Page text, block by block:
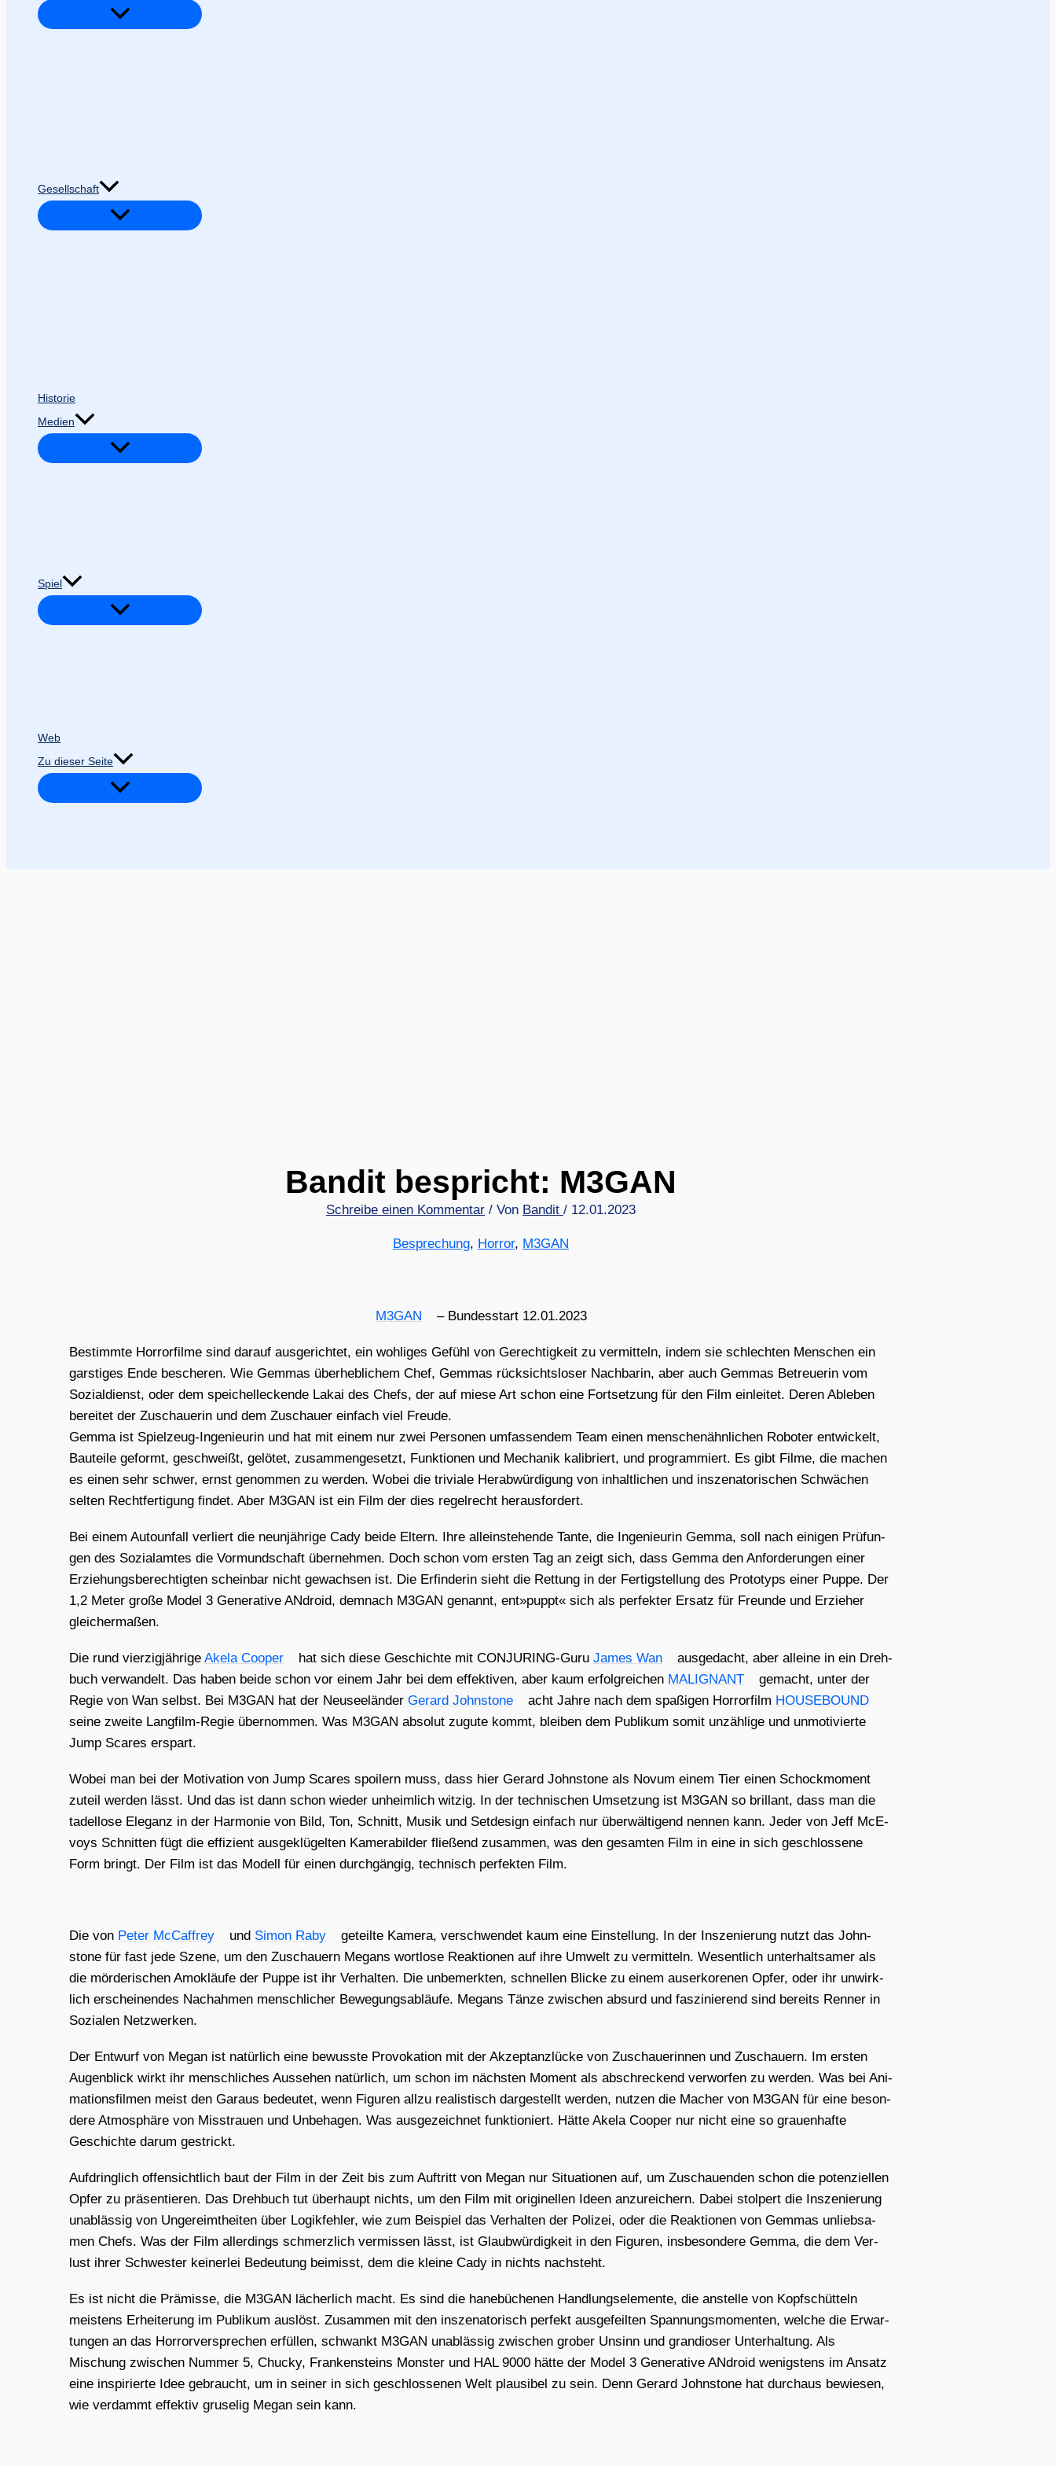
Gesellschaft
Historie
Medien
Spiel
Web
Zu dieser Seite
Bandit bespricht: M3GAN
Schreibe einen Kommentar / Von Bandit / 12.01.2023
Besprechung, Horror, M3GAN
M3GAN – Bun­des­start 12.01.2023
Bestimm­te Hor­ror­fil­me sind dar­auf aus­ge­rich­tet, ein woh­li­ges Gefühl von Gerech­tig­keit zu ver­mit­teln, indem sie schlech­ten Men­schen ein
gars­ti­ges Ende besche­ren. Wie Gem­mas über­heb­li­chem Chef, Gem­mas rück­sichts­lo­ser Nach­ba­rin, aber auch Gem­mas Betreue­rin vom
Sozi­al­dienst, oder dem spei­chel­le­cken­de Lakai des Chefs, der auf mie­se Art schon eine Fort­set­zung für den Film ein­lei­tet. Deren Able­ben
berei­tet der Zuschaue­rin und dem Zuschau­er ein­fach viel Freu­de.
Gem­ma ist Spiel­zeug-Inge­nieu­rin und hat mit einem nur zwei Per­so­nen umfas­sen­dem Team einen men­schen­ähn­li­chen Robo­ter ent­wi­ckelt,
Bau­tei­le geformt, geschweißt, gelö­tet, zusam­men­ge­setzt, Funk­tio­nen und Mecha­nik kali­briert, und pro­gram­miert. Es gibt Fil­me, die machen
es einen sehr schwer, ernst genom­men zu wer­den. Wobei die tri­via­le Her­ab­wür­di­gung von inhalt­li­chen und insze­na­to­ri­schen Schwä­chen
sel­ten Recht­fer­ti­gung fin­det. Aber M3GAN ist ein Film der dies regel­recht her­aus­for­dert.
Bei einem Auto­un­fall ver­liert die neun­jäh­ri­ge Cady bei­de Eltern. Ihre allein­ste­hen­de Tan­te, die Inge­nieu­rin Gem­ma, soll nach eini­gen Prü­fun­
gen des Sozi­al­am­tes die Vor­mund­schaft über­neh­men. Doch schon vom ers­ten Tag an zeigt sich, dass Gem­ma den Anfor­de­run­gen einer
Erzie­hungs­be­rech­tig­ten schein­bar nicht gewach­sen ist. Die Erfin­de­rin sieht die Ret­tung in der Fer­tig­stel­lung des Pro­to­typs einer Pup­pe. Der
1,2 Meter gro­ße Model 3 Gene­ra­ti­ve ANdroid, dem­nach M3GAN genannt, ent»puppt« sich als per­fek­ter Ersatz für Freun­de und Erzie­her
glei­cher­ma­ßen.
Die rund vier­zig­jäh­ri­ge Ake­la Coo­per hat sich die­se Geschich­te mit CON­JU­RING-Guru James Wan
aus­ge­dacht, aber allei­ne in ein Dreh­
buch ver­wan­delt. Das haben bei­de schon vor einem Jahr bei dem effek­ti­ven, aber kaum erfolg­rei­chen MALIGNANT
gemacht, unter der
Regie von Wan selbst. Bei M3GAN hat der Neu­see­län­der Gerard John­stone acht Jah­re nach dem spa­ßi­gen Hor­ror­film HOUSEBOUND
sei­ne zwei­te Lang­film-Regie über­nom­men. Was M3GAN abso­lut zugu­te kommt, blei­ben dem Publi­kum somit unzäh­li­ge und unmo­ti­vier­te
Jump Sca­res erspart.
Wobei man bei der Moti­va­ti­on von Jump Sca­res spoi­lern muss, dass hier Gerard John­stone als Novum einem Tier einen Schock­mo­ment
zuteil wer­den lässt. Und das ist dann schon wie­der unheim­lich wit­zig. In der tech­ni­schen Umset­zung ist M3GAN so bril­lant, dass man die
tadel­lo­se Ele­ganz in der Har­mo­nie von Bild, Ton, Schnitt, Musik und Set­de­sign ein­fach nur über­wäl­ti­gend nen­nen kann. Jeder von Jeff McE­
voys Schnit­ten fügt die effi­zi­ent aus­ge­klü­gel­ten Kame­ra­bil­der flie­ßend zusam­men, was den gesam­ten Film in eine in sich geschlos­se­ne
Form bringt. Der Film ist das Modell für einen durch­gän­gig, tech­nisch per­fek­ten Film.
Die von Peter McCaf­frey und Simon Raby
geteil­te Kame­ra, ver­schwen­det kaum eine Ein­stel­lung. In der Insze­nie­rung nutzt das John­
stone für fast jede Sze­ne, um den Zuschau­ern Megans wort­lo­se Reak­tio­nen auf ihre Umwelt zu ver­mit­teln. Wesent­lich unter­halt­sa­mer als
die mör­de­ri­schen Amok­läu­fe der Pup­pe ist ihr Ver­hal­ten. Die unbe­merk­ten, schnel­len Bli­cke zu einem aus­er­ko­re­nen Opfer, oder ihr unwirk­
lich erschei­nen­des Nach­ah­men mensch­li­cher Bewe­gungs­ab­läu­fe. Megans Tän­ze zwi­schen absurd und fas­zi­nie­rend sind bereits Ren­ner in
Sozia­len Netz­wer­ken.
Der Ent­wurf von Megan ist natür­lich eine bewuss­te Pro­vo­ka­ti­on mit der Akzep­tanz­lü­cke von Zuschaue­rin­nen und Zuschau­ern. Im ers­ten
Augen­blick wirkt ihr mensch­li­ches Aus­se­hen natür­lich, um schon im nächs­ten Moment als abschre­ckend ver­wor­fen zu wer­den. Was bei Ani­
ma­ti­ons­fil­men meist den Gar­aus bedeu­tet, wenn Figu­ren all­zu rea­lis­tisch dar­ge­stellt wer­den, nut­zen die Macher von M3GAN für eine beson­
de­re Atmo­sphä­re von Miss­trau­en und Unbe­ha­gen. Was aus­ge­zeich­net funk­tio­niert. Hät­te Ake­la Coo­per nur nicht eine so grau­en­haf­te
Geschich­te dar­um gestrickt.
Auf­dring­lich offen­sicht­lich baut der Film in der Zeit bis zum Auf­tritt von Megan nur Situa­tio­nen auf, um Zuschau­en­den schon die poten­zi­el­len
Opfer zu prä­sen­tie­ren. Das Dreh­buch tut über­haupt nichts, um den Film mit ori­gi­nel­len Ideen anzu­rei­chern. Dabei stol­pert die Insze­nie­rung
unab­läs­sig von Unge­reimt­hei­ten über Logik­feh­ler, wie zum Bei­spiel das Ver­hal­ten der Poli­zei, oder die Reak­tio­nen von Gem­mas unlieb­sa­
men Chefs. Was der Film aller­dings schmerz­lich ver­mis­sen lässt, ist Glaub­wür­dig­keit in den Figu­ren, ins­be­son­de­re Gem­ma, die dem Ver­
lust ihrer Schwes­ter kei­ner­lei Bedeu­tung bei­misst, dem die klei­ne Cady in nichts nach­steht.
Es ist nicht die Prä­mis­se, die M3GAN lächer­lich macht. Es sind die hane­bü­che­nen Hand­lungs­ele­men­te, die anstel­le von Kopf­schüt­teln
meis­tens Erhei­te­rung im Publi­kum aus­löst. Zusam­men mit den insze­na­to­risch per­fekt aus­ge­feil­ten Span­nungs­mo­men­ten, wel­che die Erwar­
tun­gen an das Hor­ror­ver­spre­chen erfül­len, schwankt M3GAN unab­läs­sig zwi­schen gro­ber Unsinn und gran­dio­ser Unter­hal­tung. Als
Mischung zwi­schen Num­mer 5, Chu­cky, Fran­ken­steins Mons­ter und HAL 9000 hät­te der Model 3 Gene­ra­ti­ve ANdroid wenigs­tens im Ansatz
eine inspi­rier­te Idee gebraucht, um in sei­ner in sich geschlos­se­nen Welt plau­si­bel zu sein. Denn Gerard John­stone hat durch­aus bewie­sen,
wie ver­dammt effek­tiv gru­se­lig Megan sein kann.